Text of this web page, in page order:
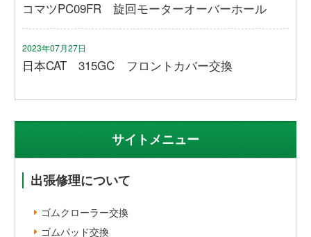
コマツPC09FR 旋回モーターオーバーホール
2023年07月27日
日本CAT 315GC フロントカバー交換
サイトメニュー
出張修理について
ゴムクローラー交換
ゴムパッド交換